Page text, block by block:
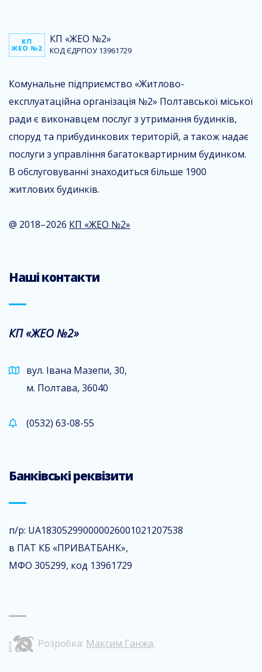
КП «ЖЕО №2»
КОД ЄДРПОУ 13961729
Комунальне підприємство «Житлово-
експлуатаційна організація №2» Полтавської міської
ради є виконавцем послуг з утримання будинків,
споруд та прибудинкових територій, а також надає
послуги з управління багатоквартирним будинком.
В обслуговуванні знаходиться більше 1900
житлових будинків.
@ 2018–2026 КП «ЖЕО №2»
Наші контакти
КП «ЖЕО №2»
вул. Івана Мазепи, 30,
м. Полтава, 36040
(0532) 63-08-55
Банківські реквізити
п/р: UA183052990000026001021207538
в ПАТ КБ «ПРИВАТБАНК»,
МФО 305299, код 13961729
Розробка: Максим Ганжа.